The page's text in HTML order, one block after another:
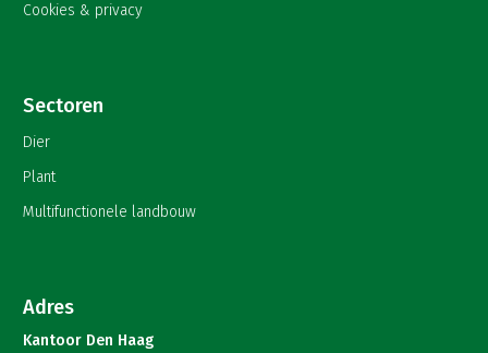
Cookies & privacy
Sectoren
Dier
Plant
Multifunctionele landbouw
Adres
Kantoor Den Haag